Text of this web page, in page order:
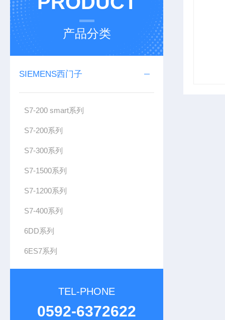
产品分类
SIEMENS西门子
S7-200 smart系列
S7-200系列
S7-300系列
S7-1500系列
S7-1200系列
S7-400系列
6DD系列
6ES7系列
TEL-PHONE
0592-6372622